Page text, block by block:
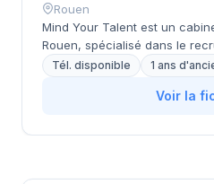
Rouen
Mind Your Talent est un
Rouen, spécialisé dans le
spécialisés et experts. Fondé
institutionnel et associatif, le
mettant l'accent sur
Tél. disponible 1 ans
Voir la